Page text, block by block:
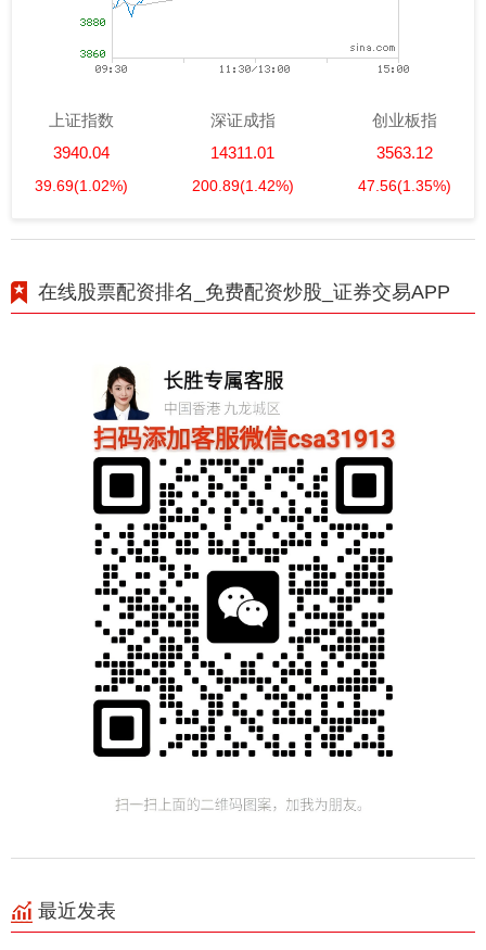
上证指数
3940.04
39.69(1.02%)
深证成指
14311.01
200.89(1.42%)
创业板指
3563.12
47.56(1.35%)
在线股票配资排名_免费配资炒股_证券交易APP
最近发表